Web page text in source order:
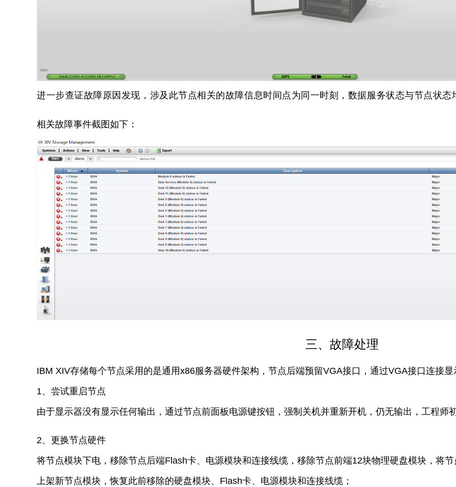
进一步查证故障原因发现，涉及此节点相关的故障信息时间点为同一时刻，数据服务状态与节点状态
相关故障事件截图如下：
三、故障处理
IBM XIV存储每个节点采用的是通用x86服务器硬件架构，节点后端预留VGA接口，通过VGA接口连接显
1、尝试重启节点
由于显示器没有显示任何输出，通过节点前面板电源键按钮，强制关机并重新开机，仍无输出，工程师
2、更换节点硬件
将节点模块下电，移除节点后端Flash卡、电源模块和连接线缆，移除节点前端12块物理硬盘模块，将节
上架新节点模块，恢复此前移除的硬盘模块、Flash卡、电源模块和连接线缆；